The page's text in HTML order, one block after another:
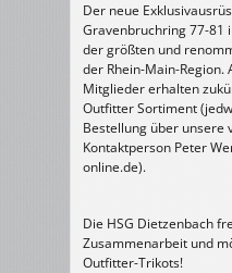
Der neue
Gravenbruchring 77-81
der größten und
der Rhein-Main-Region.
Mitglieder erhalten
Outfitter Sortiment
Bestellung über unsere
Kontaktperson Peter
online.de).
Die HSG Dietzenbach
Zusammenarbeit und
Outfitter-Trikots!